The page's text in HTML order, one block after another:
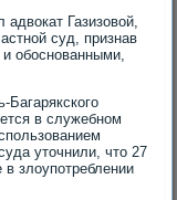
Газизовой,
суд, признав
обоснованными,
Багарякского
в служебном
уточнили, что 27
злоупотреблении